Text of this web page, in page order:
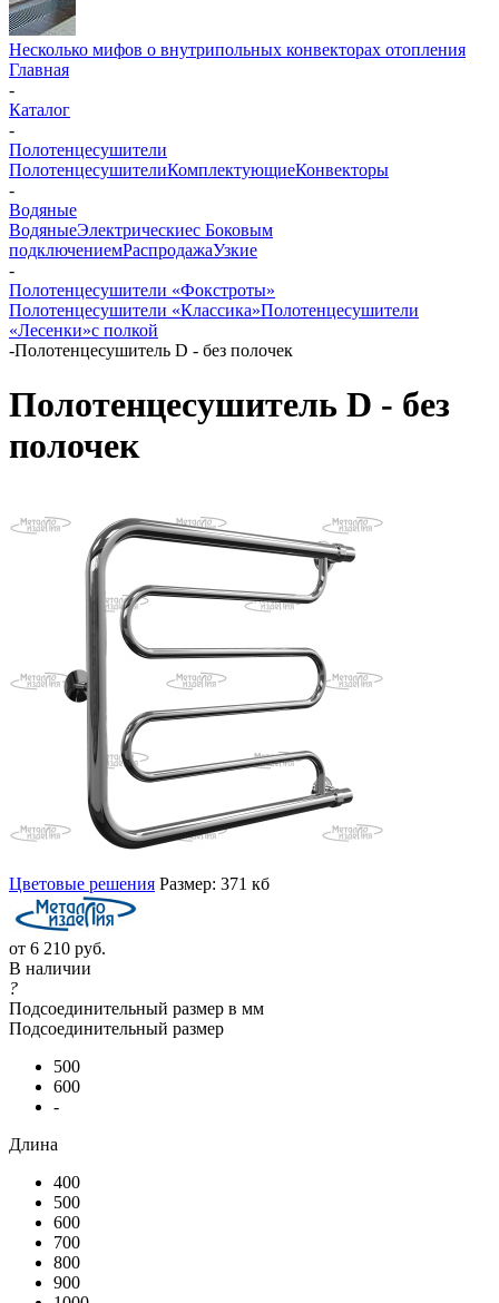
Несколько мифов о внутрипольных конвекторах отопления
Главная
-
Каталог
-
Полотенцесушители
ПолотенцесушителиКомплектующиеКонвекторы
-
Водяные
ВодяныеЭлектрическиес Боковым
подключениемРаспродажаУзкие
-
Полотенцесушители «Фокстроты»
Полотенцесушители «Классика»Полотенцесушители
«Лесенки»с полкой
-Полотенцесушитель D - без полочек
Полотенцесушитель D - без
полочек
Цветовые решения Размер: 371 кб
от 6 210 руб.
В наличии
?
Подсоединительный размер в мм
Подсоединительный размер
500
600
-
Длина
400
500
600
700
800
900